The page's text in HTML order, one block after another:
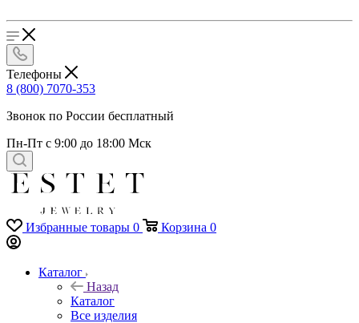
Телефоны
8 (800) 7070-353
Звонок по России бесплатный
Пн-Пт с 9:00 до 18:00 Мск
Избранные товары 0 Корзина 0
Каталог
Назад
Каталог
Все изделия